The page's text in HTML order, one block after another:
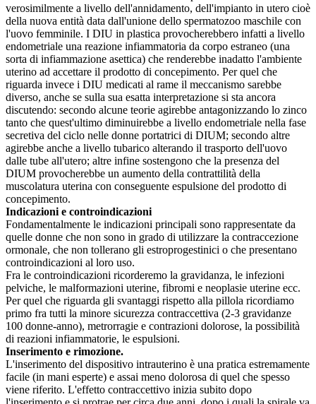
verosimilmente a livello dell'annidamento, dell'impianto in utero cioè
della nuova entità data dall'unione dello spermatozoo maschile con
l'uovo femminile. I DIU in plastica provocherebbero infatti a livello
endometriale una reazione infiammatoria da corpo estraneo (una
sorta di infiammazione asettica) che renderebbe inadatto l'ambiente
uterino ad accettare il prodotto di concepimento. Per quel che
riguarda invece i DIU medicati al rame il meccanismo sarebbe
diverso, anche se sulla sua esatta interpretazione si sta ancora
discutendo: secondo alcune teorie agirebbe antagonizzando lo zinco
tanto che quest'ultimo diminuirebbe a livello endometriale nella fase
secretiva del ciclo nelle donne portatrici di DIUM; secondo altre
agirebbe anche a livello tubarico alterando il trasporto dell'uovo
dalle tube all'utero; altre infine sostengono che la presenza del
DIUM provocherebbe un aumento della contrattilità della
muscolatura uterina con conseguente espulsione del prodotto di
concepimento.
Indicazioni e controindicazioni
Fondamentalmente le indicazioni principali sono rappresentate da
quelle donne che non sono in grado di utilizzare la contraccezione
ormonale, che non tollerano gli estroprogestinici o che presentano
controindicazioni al loro uso.
Fra le controindicazioni ricorderemo la gravidanza, le infezioni
pelviche, le malformazioni uterine, fibromi e neoplasie uterine ecc.
Per quel che riguarda gli svantaggi rispetto alla pillola ricordiamo
primo fra tutti la minore sicurezza contraccettiva (2-3 gravidanze
100 donne-anno), metrorragie e contrazioni dolorose, la possibilità
di reazioni infiammatorie, le espulsioni.
Inserimento e rimozione.
L'inserimento del dispositivo intrauterino è una pratica estremamente
facile (in mani esperte) e assai meno dolorosa di quel che spesso
viene riferito. L'effetto contraccettivo inizia subito dopo